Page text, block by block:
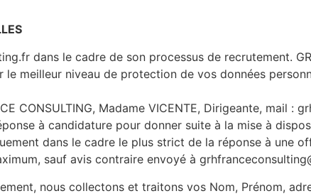
dans le cadre de son processus de recrutement.
le meilleur niveau de protection de vos données
CONSULTING, Madame VICENTE, Dirigeante, mail :
à candidature pour donner suite à la mise à
dans le cadre le plus strict de la réponse à une
sauf avis contraire envoyé à
nous collectons et traitons vos Nom, Prénom,